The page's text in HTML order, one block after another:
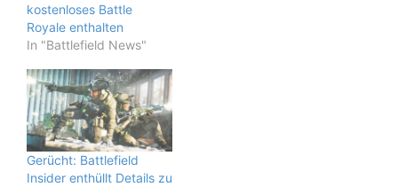
kostenloses Battle
Royale enthalten
In "Battlefield News"
Gerücht: Battlefield
Insider enthüllt Details zu